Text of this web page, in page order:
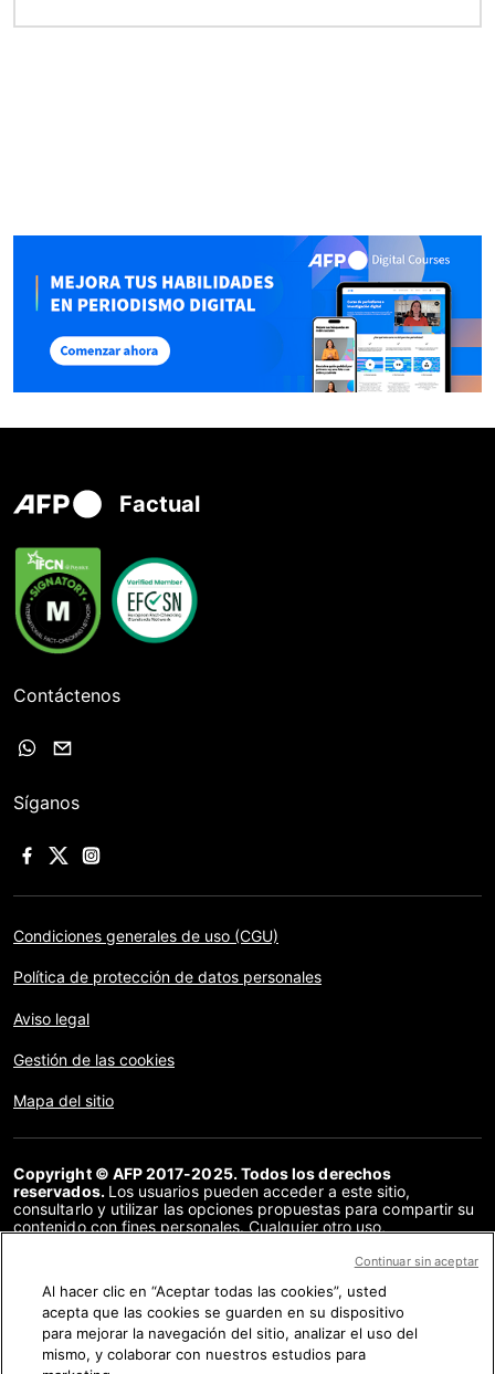
Factual
Contáctenos
Síganos
Condiciones generales de uso (CGU)
Política de protección de datos personales
Aviso legal
Gestión de las cookies
Mapa del sitio
Copyright © AFP 2017-2025. Todos los derechos
reservados. Los usuarios pueden acceder a este sitio,
consultarlo y utilizar las opciones propuestas para compartir su
contenido con fines personales. Cualquier otro uso,
distribución del contenido de este sitio, en su totalidad o en
acuerdo específico firmado con la AFP, está estrictamente
prohibido. Los elementos analizados en cada verificación se
presentan o se enlazan en tanto en cuanto son necesarios para
la correcta comprensión de la verificación en cuestión. La AFP
no cuenta con derechos sobre los autores ni sobre los
Al hacer clic en “Aceptar todas las cookies”, usted
acepta que las cookies se guarden en su dispositivo
para mejorar la navegación del sitio, analizar el uso del
mismo, y colaborar con nuestros estudios para
Continuar sin aceptar